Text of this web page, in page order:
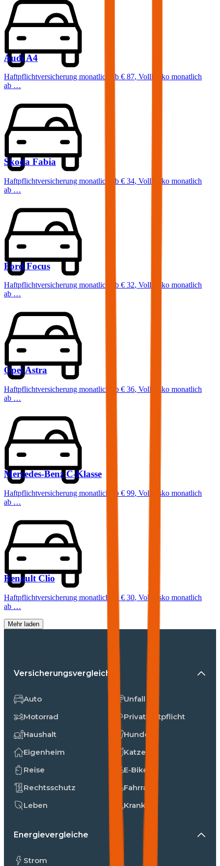
Audi A4
Haftpflichtversicherung monatlich ab € 87, Vollkasko monatlich
ab …
Skoda Fabia
Haftpflichtversicherung monatlich ab € 34, Vollkasko monatlich
ab …
Ford Focus
Haftpflichtversicherung monatlich ab € 32, Vollkasko monatlich
ab …
Opel Astra
Haftpflichtversicherung monatlich ab € 36, Vollkasko monatlich
ab …
Mercedes-Benz C-Klasse
Haftpflichtversicherung monatlich ab € 99, Vollkasko monatlich
ab …
Renault Clio
Haftpflichtversicherung monatlich ab € 30, Vollkasko monatlich
ab …
Mehr laden
Versicherungsvergleiche
Auto
Motorrad
Haushalt
Eigenheim
Reise
Rechtsschutz
Leben
Unfall
Privathaftpflicht
Hunde
Katzen
E-Bike
Fahrrad
Kranken
Energievergleiche
Strom